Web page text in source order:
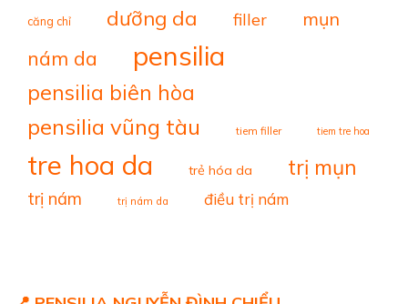
căng chỉ dưỡng da filler mụn
nám da pensilia
pensilia biên hòa
pensilia vũng tàu tiem filler tiem tre hoa
tre hoa da trẻ hóa da trị mụn
trị nám trị nám da điều trị nám